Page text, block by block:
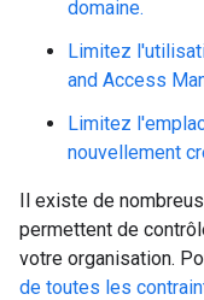
domaine.
Limitez
and Access
Limitez
nouvellement
Il existe de
permettent de
votre organisation.
de toutes les